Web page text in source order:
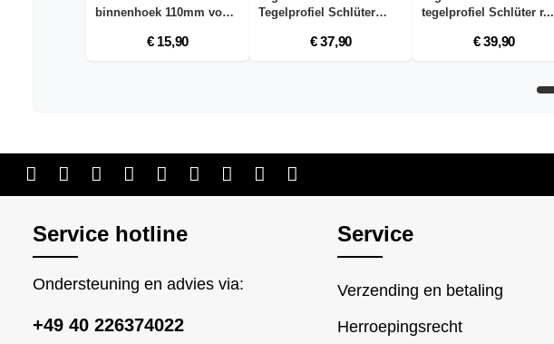
binnenhoek 110mm voor
€ 15,90
Tegelprofiel Schlüter
€ 37,90
tegelprofiel Schlüter r...
€ 39,90
Service hotline
Ondersteuning en advies via:
+49 40 226374022
Service
Verzending en betaling
Herroepingsrecht